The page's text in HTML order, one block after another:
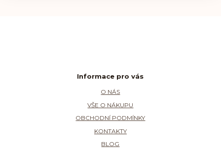
Informace pro vás
O NÁS
VŠE O NÁKUPU
OBCHODNÍ PODMÍNKY
KONTAKTY
BLOG